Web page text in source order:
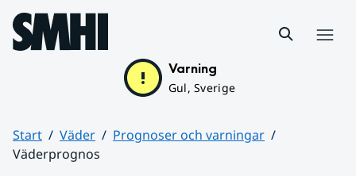
Hoppa till sidans innehåll
Varning
Gul, Sverige
Start Väder
Prognoser och varningar
Väderprognos